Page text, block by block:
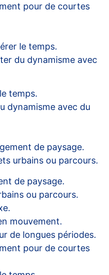
pour de courtes
le temps.
du dynamisme avec
temps.
dynamisme avec du
de paysage.
urbains ou parcours.
de paysage.
ou parcours.
mouvement.
de longues périodes.
pour de courtes